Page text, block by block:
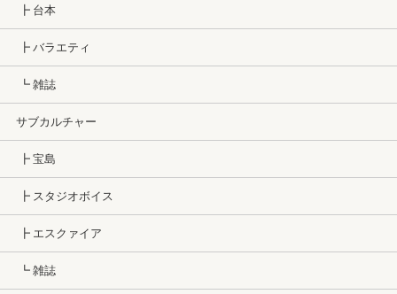
┣ 台本
┣ バラエティ
┗ 雑誌
サブカルチャー
┣ 宝島
┣ スタジオボイス
┣ エスクァイア
┗ 雑誌